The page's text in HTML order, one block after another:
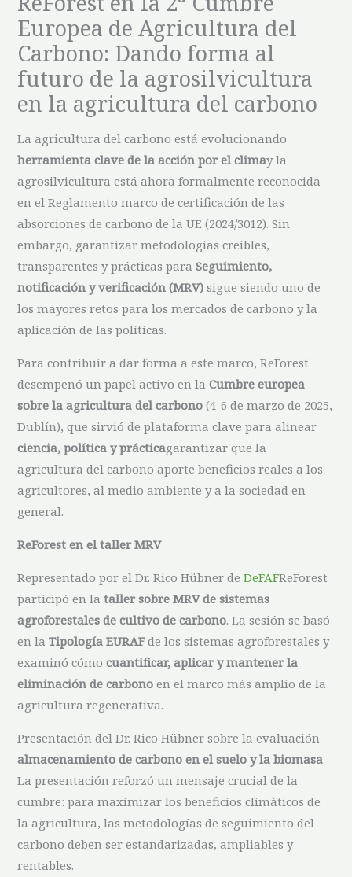
Europea de Agricultura del
Carbono: Dando forma al
futuro de la agrosilvicultura
en la agricultura del carbono
La agricultura del carbono está evolucionando
herramienta clave de la acción por el climay la
agrosilvicultura está ahora formalmente reconocida
en el Reglamento marco de certificación de las
absorciones de carbono de la UE (2024/3012). Sin
embargo, garantizar metodologías creíbles,
transparentes y prácticas paraSeguimiento,
notificación y verificación (MRV) sigue siendo uno de
los mayores retos para los mercados de carbono y la
aplicación de las políticas.
Para contribuir a dar forma a este marco, ReForest
desempeñó un papel activo en laCumbre europea
sobre la agricultura del carbono (4-6 de marzo de 2025,
Dublín), que sirvió de plataforma clave para alinear
ciencia, política y prácticagarantizar que la
agricultura del carbono aporte beneficios reales a los
agricultores, al medio ambiente y a la sociedad en
general.
ReForest en el taller MRV
Representado por el Dr. Rico Hübner deDeFAFReForest
participó en lataller sobre MRV de sistemas
agroforestales de cultivo de carbono. La sesión se basó
en laTipología EURAFde los sistemas agroforestales y
examinó cómocuantificar, aplicar y mantener la
eliminación de carbono en el marco más amplio de la
agricultura regenerativa.
Presentación del Dr. Rico Hübner sobre la evaluación
almacenamiento de carbono en el suelo y la biomasa
La presentación reforzó un mensaje crucial de la
cumbre: para maximizar los beneficios climáticos de
la agricultura, las metodologías de seguimiento del
carbono deben ser estandarizadas, ampliables y
rentables.